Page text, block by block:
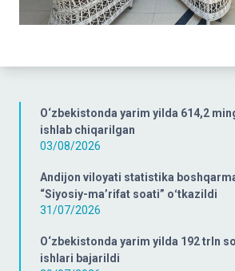
O‘zbekistonda yarim yilda 614,2
ishlab chiqarilgan
03/08/2026
Andijon viloyati statistika
“Siyosiy-ma’rifat soati” oʻtkazildi
31/07/2026
O‘zbekistonda yarim yilda 192 trln
ishlari bajarildi